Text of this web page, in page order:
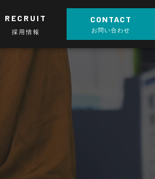
RECRUIT
採用情報
CONTACT
お問い合わせ